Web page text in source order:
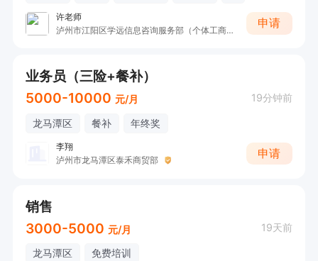
许老师
泸州市江阳区学远信息咨询服务部（个体工商户）
申请
业务员（三险+餐补）
5000-10000 元/月 19分钟前
龙马潭区 餐补 年终奖
李翔
泸州市龙马潭区泰禾商贸部
申请
销售
3000-5000 元/月 19天前
龙马潭区 免费培训